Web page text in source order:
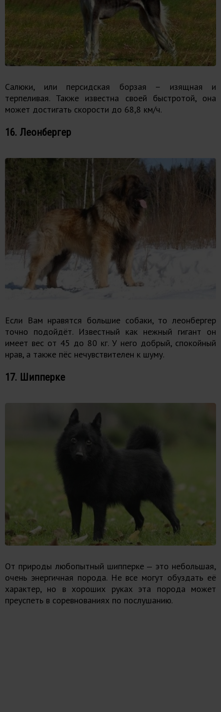
Салюки, или персидская борзая – изящная и
терпеливая. Также известна своей быстротой, она
может достигать скорости до 68,8 км/ч.
16. Леонбергер
Если Вам нравятся большие собаки, то леонбергер
точно подойдёт. Известный как нежный гигант он
имеет вес от 45 до 80 кг. У него добрый, спокойный
нрав, а также пёс нечувствителен к шуму.
17. Шипперке
От природы любопытный шипперке ‒ это небольшая,
очень энергичная порода. Не все могут обуздать её
характер, но в хороших руках эта порода может
преуспеть в соревнованиях по послушанию.